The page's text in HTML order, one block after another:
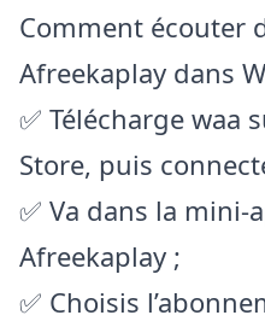
Comment écouter
Afreekaplay dans
✅ Télécharge waa
Store, puis
✅ Va dans la mini-
Afreekaplay ;
✅ Choisis